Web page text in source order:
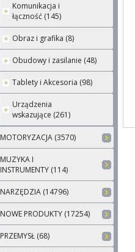
Komunikacja i
łączność (145)
Obraz i grafika (8)
Obudowy i zasilanie (48)
Tablety i Akcesoria (98)
Urządzenia
wskazujące (261)
MOTORYZACJA (3570)
MUZYKA I
INSTRUMENTY (114)
NARZĘDZIA (14796)
NOWE PRODUKTY (17254)
PRZEMYSŁ (68)